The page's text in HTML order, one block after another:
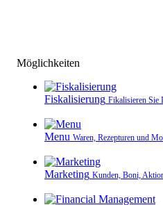
Möglichkeiten
Fiskalisierung Fikalisieren Sie
Menu Waren, Rezepturen und
Marketing Kunden, Boni,